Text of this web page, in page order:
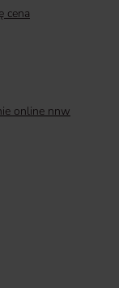
cena
online nnw